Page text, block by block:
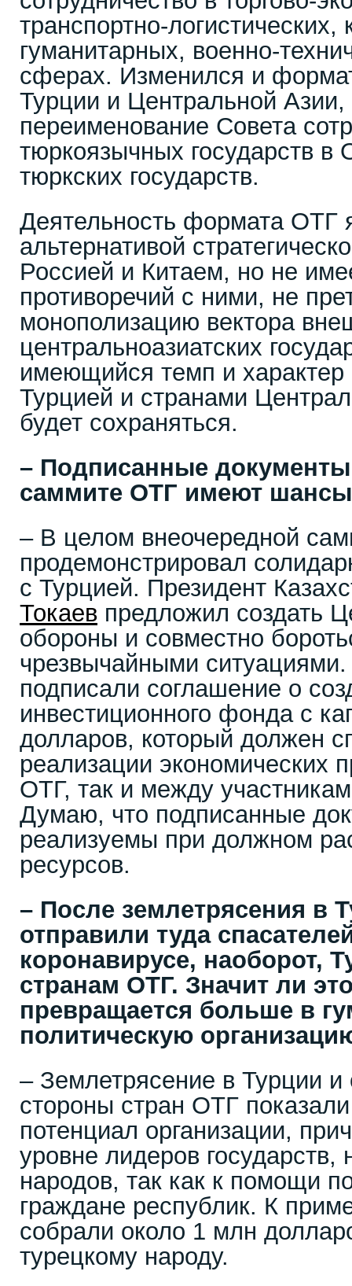
транспортно-логистических,
гуманитарных, военно-
сферах. Изменился и
Турции и Центральной Азии,
переименование Совета
тюркоязычных государств в
тюркских государств.
Деятельность формата ОТГ
альтернативой
Россией и Китаем, но не
противоречий с ними, не
монополизацию вектора
центральноазиатских
имеющийся темп и
Турцией и странами
будет сохраняться.
– Подписанные
саммите ОТГ имеют
– В целом внеочередной
продемонстрировал
с Турцией. Президент
Токаев предложил создать
обороны и совместно
чрезвычайными
подписали соглашение о
инвестиционного фонда с
долларов, который должен
реализации экономических
ОТГ, так и между
Думаю, что подписанные
реализуемы при должном
ресурсов.
– После землетрясения в
отправили туда
коронавирусе, наоборот,
странам ОТГ. Значит ли
превращается больше в
политическую
– Землетрясение в Турции
стороны стран ОТГ
потенциал организации,
уровне лидеров государств,
народов, так как к помощи
граждане республик. К
собрали около 1 млн
турецкому народу.